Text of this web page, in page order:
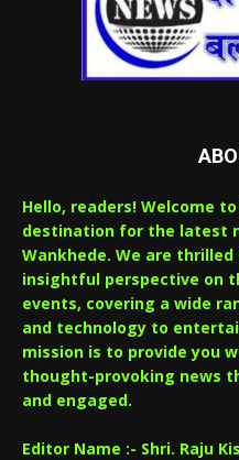
Hello, readers! Welcome
destination for the latest
Wankhede. We are
insightful perspective on
events, covering a wide
and technology to
mission is to provide you
thought-provoking news
and engaged.
Editor Name :- Shri. Raju